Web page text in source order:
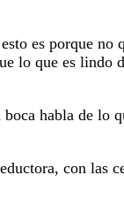
es porque
lo que es
habla de
con las